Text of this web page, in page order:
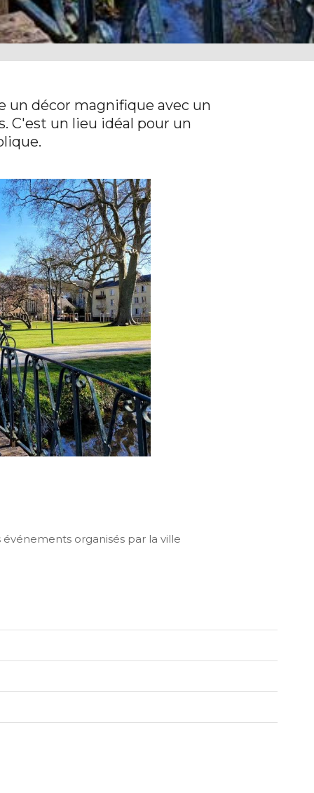
un décor magnifique avec un
C'est un lieu idéal pour un
organisés par la ville